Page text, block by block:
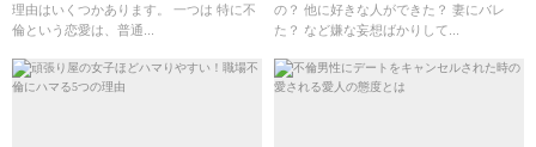
理由はいくつかあります。 一つは 特に不
倫という恋愛は、普通...
の？ 他に好きな人ができた？ 妻にバレ
た？ など嫌な妄想ばかりして...